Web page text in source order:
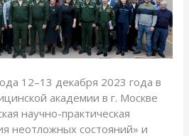
12–13 декабря 2023 года в
академии в г. Москве
научно-практическая
неотложных состояний» и